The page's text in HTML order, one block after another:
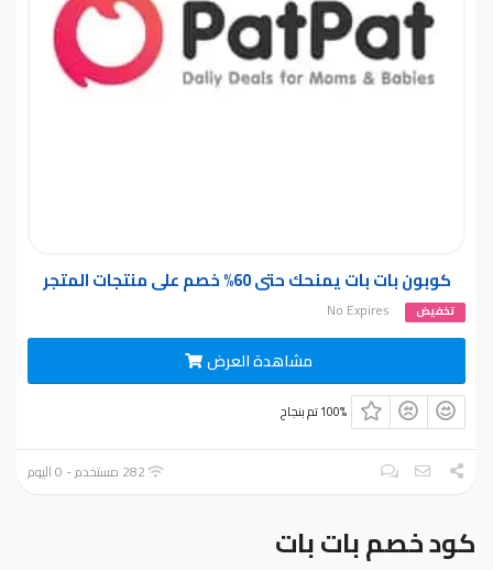
كوبون بات بات يمنحك حتى 60% خصم على منتجات المتجر
تخفيض No Expires
مشاهدة العرض
100% تم بنجاح
282 مستخدم - 0 اليوم
كود خصم بات بات